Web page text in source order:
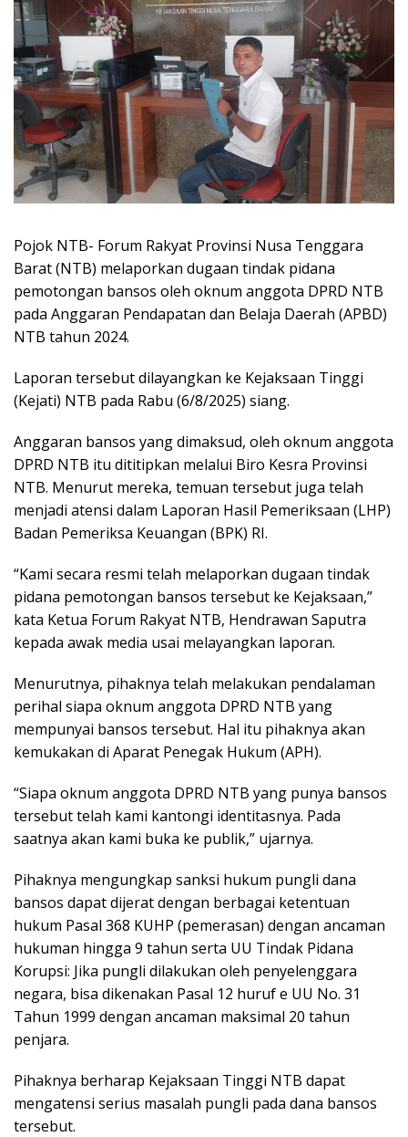
Pojok NTB- Forum Rakyat Provinsi Nusa Tenggara
Barat (NTB) melaporkan dugaan tindak pidana
pemotongan bansos oleh oknum anggota DPRD NTB
pada Anggaran Pendapatan dan Belaja Daerah (APBD)
NTB tahun 2024.
Laporan tersebut dilayangkan ke Kejaksaan Tinggi
(Kejati) NTB pada Rabu (6/8/2025) siang.
Anggaran bansos yang dimaksud, oleh oknum anggota
DPRD NTB itu dititipkan melalui Biro Kesra Provinsi
NTB. Menurut mereka, temuan tersebut juga telah
menjadi atensi dalam Laporan Hasil Pemeriksaan (LHP)
Badan Pemeriksa Keuangan (BPK) RI.
“Kami secara resmi telah melaporkan dugaan tindak
pidana pemotongan bansos tersebut ke Kejaksaan,”
kata Ketua Forum Rakyat NTB, Hendrawan Saputra
kepada awak media usai melayangkan laporan.
Menurutnya, pihaknya telah melakukan pendalaman
perihal siapa oknum anggota DPRD NTB yang
mempunyai bansos tersebut. Hal itu pihaknya akan
kemukakan di Aparat Penegak Hukum (APH).
“Siapa oknum anggota DPRD NTB yang punya bansos
tersebut telah kami kantongi identitasnya. Pada
saatnya akan kami buka ke publik,” ujarnya.
Pihaknya mengungkap sanksi hukum pungli dana
bansos dapat dijerat dengan berbagai ketentuan
hukum Pasal 368 KUHP (pemerasan) dengan ancaman
hukuman hingga 9 tahun serta UU Tindak Pidana
Korupsi: Jika pungli dilakukan oleh penyelenggara
negara, bisa dikenakan Pasal 12 huruf e UU No. 31
Tahun 1999 dengan ancaman maksimal 20 tahun
penjara.
Pihaknya berharap Kejaksaan Tinggi NTB dapat
mengatensi serius masalah pungli pada dana bansos
tersebut.